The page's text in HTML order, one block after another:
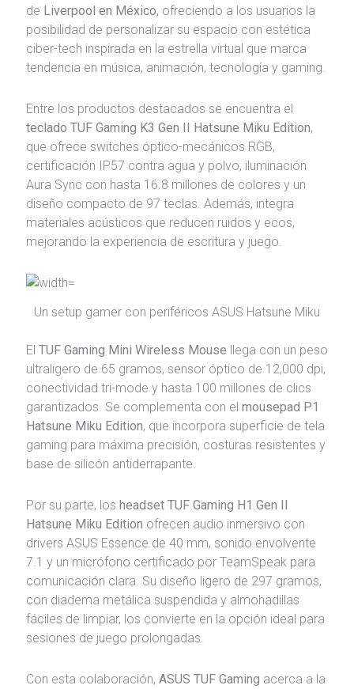
de Liverpool en México, ofreciendo a los usuarios la
posibilidad de personalizar su espacio con estética
ciber-tech inspirada en la estrella virtual que marca
tendencia en música, animación, tecnología y gaming.
Entre los productos destacados se encuentra el
teclado TUF Gaming K3 Gen II Hatsune Miku Edition,
que ofrece switches óptico-mecánicos RGB,
certificación IP57 contra agua y polvo, iluminación
Aura Sync con hasta 16.8 millones de colores y un
diseño compacto de 97 teclas. Además, integra
materiales acústicos que reducen ruidos y ecos,
mejorando la experiencia de escritura y juego.
Un setup gamer con periféricos ASUS Hatsune Miku
El TUF Gaming Mini Wireless Mouse llega con un peso
ultraligero de 65 gramos, sensor óptico de 12,000 dpi,
conectividad tri-mode y hasta 100 millones de clics
garantizados. Se complementa con el mousepad P1
Hatsune Miku Edition, que incorpora superficie de tela
gaming para máxima precisión, costuras resistentes y
base de silicón antiderrapante.
Por su parte, los headset TUF Gaming H1 Gen II
Hatsune Miku Edition ofrecen audio inmersivo con
drivers ASUS Essence de 40 mm, sonido envolvente
7.1 y un micrófono certificado por TeamSpeak para
comunicación clara. Su diseño ligero de 297 gramos,
con diadema metálica suspendida y almohadillas
fáciles de limpiar, los convierte en la opción ideal para
sesiones de juego prolongadas.
Con esta colaboración, ASUS TUF Gaming acerca a la